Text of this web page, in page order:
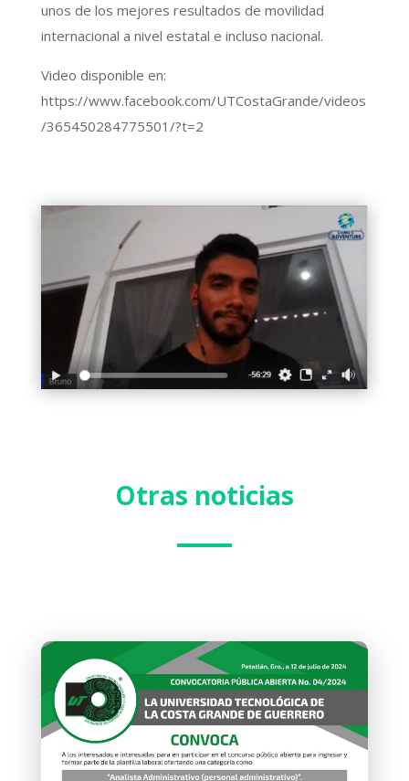
unos de los mejores resultados de movilidad
internacional a nivel estatal e incluso nacional.
Video disponible en:
https://www.facebook.com/UTCostaGrande/videos
/365450284775501/?t=2
Otras noticias